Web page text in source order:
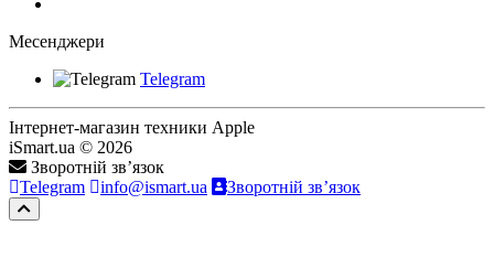
Месенджери
Telegram
Інтернет-магазин техники Apple
iSmart.ua © 2026
Зворотній зв’язок
Telegram
info@ismart.ua Зворотній зв’язок